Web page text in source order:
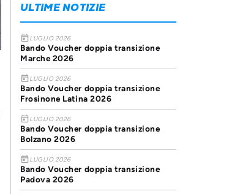
ULTIME NOTIZIE
todayLUGLIO 2026
Bando Voucher doppia transizione
Marche 2026
todayLUGLIO 2026
Bando Voucher doppia transizione
Frosinone Latina 2026
todayLUGLIO 2026
Bando Voucher doppia transizione
Bolzano 2026
todayLUGLIO 2026
Bando Voucher doppia transizione
Padova 2026